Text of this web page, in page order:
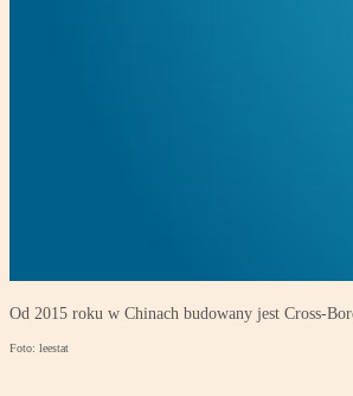
Od 2015 roku w Chinach budowany jest Cross-
Foto: leestat